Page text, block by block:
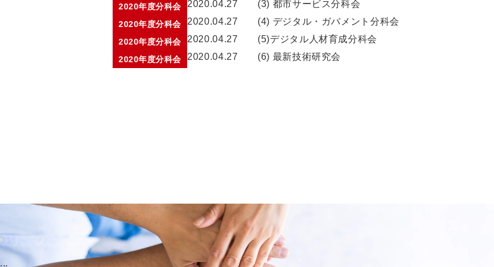
2020年度分科会 2020.04.27 (3) 都市サービス分科会
2020年度分科会 2020.04.27 (4) デジタル・ガバメント分科会
2020年度分科会 2020.04.27 (5)デジタル人材育成分科会
2020年度分科会 2020.04.27 (6) 最新技術研究会
...